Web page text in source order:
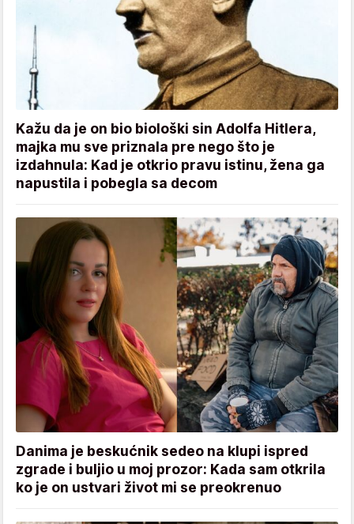
Kažu da je on bio biološki sin Adolfa Hitlera,
majka mu sve priznala pre nego što je
izdahnula: Kad je otkrio pravu istinu, žena ga
napustila i pobegla sa decom
Danima je beskućnik sedeo na klupi ispred
zgrade i buljio u moj prozor: Kada sam otkrila
ko je on ustvari život mi se preokrenuo